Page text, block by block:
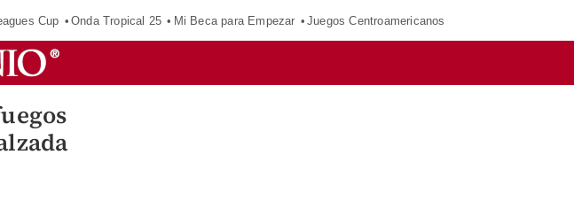
Cup Onda Tropical 25 Mi Beca para Empezar Juegos Centroamericanos